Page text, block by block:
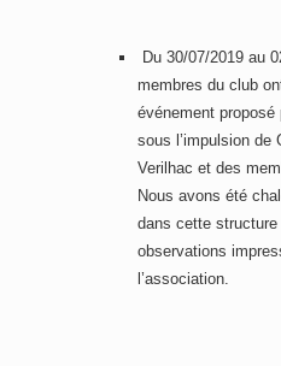
Du 30/07/2019 au
membres du club
événement
sous l’impulsion de
Verilhac et des
Nous avons été
dans cette
observations
l’association.